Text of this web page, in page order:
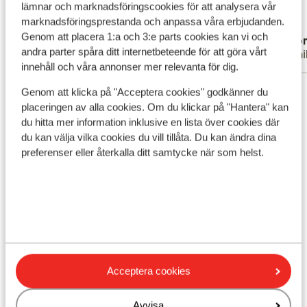
lämnar och marknadsföringscookies för att analysera vår
marknadsföringsprestanda och anpassa våra erbjudanden.
Genom att placera 1:a och 3:e parts cookies kan vi och
andra parter spåra ditt internetbeteende för att göra vårt
innehåll och våra annonser mer relevanta för dig.
Genom att klicka på "Acceptera cookies" godkänner du
placeringen av alla cookies. Om du klickar på "Hantera" kan
du hitta mer information inklusive en lista över cookies där
du kan välja vilka cookies du vill tillåta. Du kan ändra dina
preferenser eller återkalla ditt samtycke när som helst.
Acceptera cookies
hotellet har brug for en omfattende
renovering. Armaturerne og inventaret på
badeværelset er gamle og beskidte, og
der var ikke engang sæbe i bruseren. Alt
virker meget gammelt, nogle steder
ustabilt og tydeligt slidt. Det er især
skuffende, når hotellet angiveligt har
gennemgået en renovering i
vinterperioden. I restauranten var næsten
alle tallerkener dækket af belægninger og
gælder ved swimmingpoolen, hvor det er
svært at finde en ledig liggestol, og hvor
der ofte er lange køer. Alkoholen er lokal,
og cocktailsene var virkelig dårlige. Selve
hotellet har brug for en...mer
Översätt till svenska
Alesia
Grupp
Visa alla 147 omdömen
Läge
Avstånd till stranden ca 300 m (solstolar